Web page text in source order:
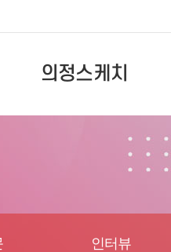
의정스케치
인터뷰